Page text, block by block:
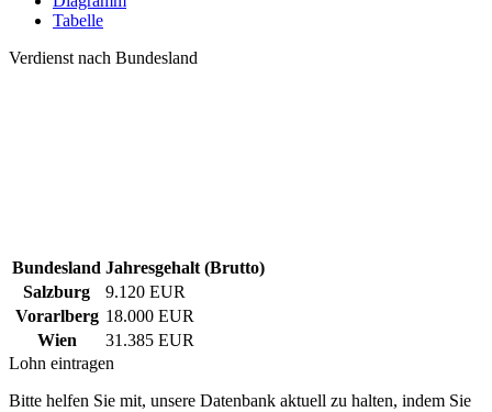
Tabelle
Verdienst nach Bundesland
Bundesland Jahresgehalt (Brutto)
Salzburg
9.120 EUR
Vorarlberg 18.000 EUR
Wien
31.385 EUR
Lohn eintragen
Bitte helfen Sie mit, unsere Datenbank aktuell zu halten, indem Sie